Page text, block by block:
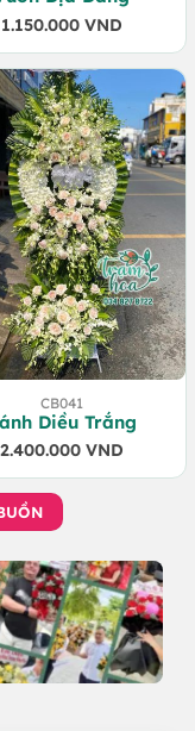
1.150.000 VND
CB041
Diều Trắng
2.400.000 VND